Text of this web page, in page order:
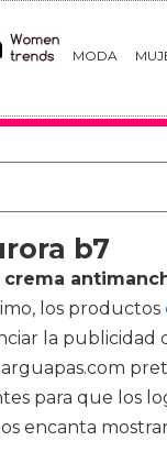
MODA
b7
crema
los productos
la
para que los
encanta